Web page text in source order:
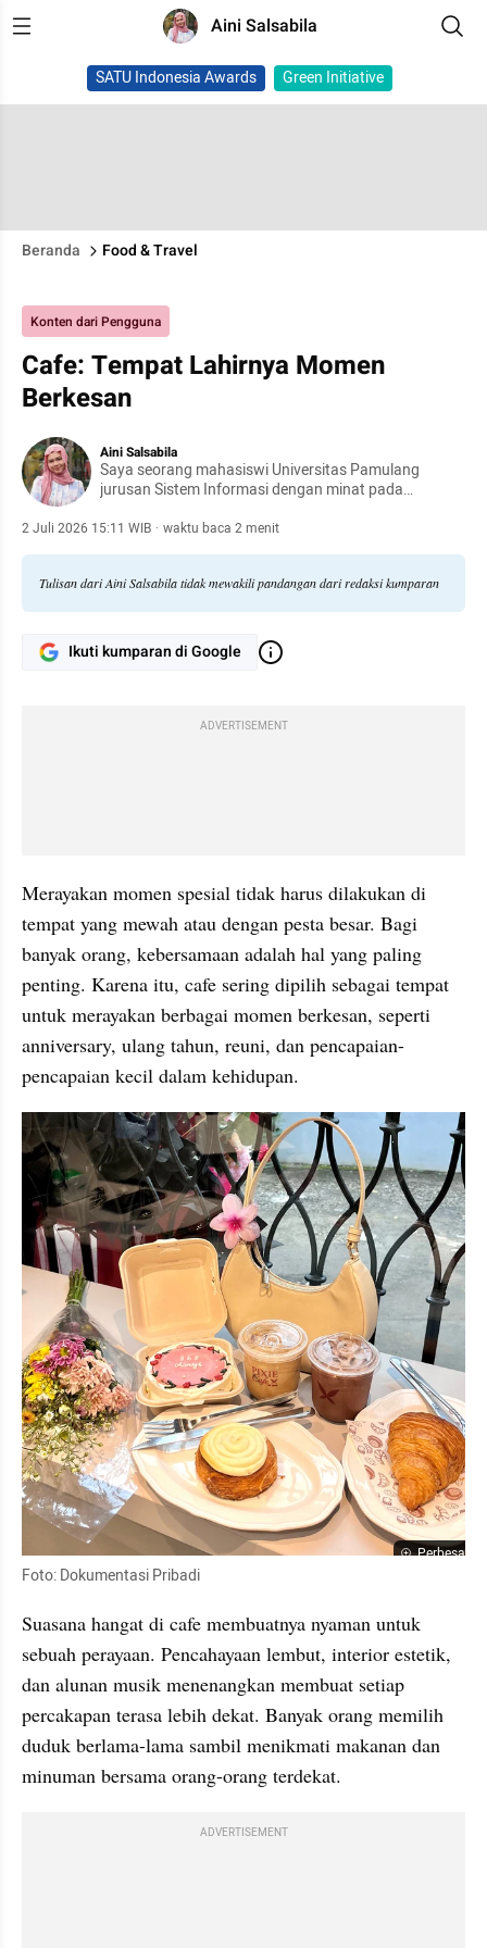
Aini Salsabila
SATU Indonesia Awards Green Initiative
Beranda Food & Travel
Konten dari Pengguna
Cafe: Tempat Lahirnya Momen
Berkesan
Aini Salsabila
Saya seorang mahasiswi Universitas Pamulang
jurusan Sistem Informasi dengan minat pada
2 Juli 2026 15:11 WIB · waktu baca 2 menit
Tulisan dari Aini Salsabila tidak mewakili pandangan dari redaksi kumparan
Ikuti kumparan di Google
ADVERTISEMENT
Merayakan momen spesial tidak harus dilakukan di
tempat yang mewah atau dengan pesta besar. Bagi
banyak orang, kebersamaan adalah hal yang paling
penting. Karena itu, cafe sering dipilih sebagai tempat
untuk merayakan berbagai momen berkesan, seperti
anniversary, ulang tahun, reuni, dan pencapaian-
pencapaian kecil dalam kehidupan.
Perbesar
Foto: Dokumentasi Pribadi
Suasana hangat di cafe membuatnya nyaman untuk
sebuah perayaan. Pencahayaan lembut, interior estetik,
dan alunan musik menenangkan membuat setiap
percakapan terasa lebih dekat. Banyak orang memilih
duduk berlama-lama sambil menikmati makanan dan
minuman bersama orang-orang terdekat.
ADVERTISEMENT